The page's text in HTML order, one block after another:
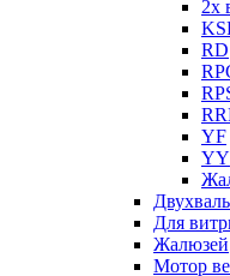
2х
RD
YF
YY
Для
Жалюзей
Мотор